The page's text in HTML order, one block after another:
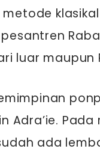
metode
luar maupun
Adra’ie.
ada